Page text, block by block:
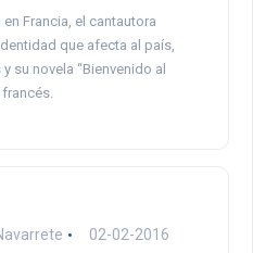
Francia, el cantautora
que afecta al país,
su novela “Bienvenido al
02-02-2016